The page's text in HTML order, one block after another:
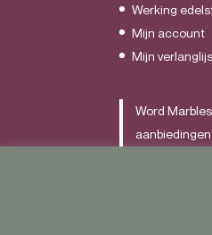
Werking
Mijn account
Mijn
Word